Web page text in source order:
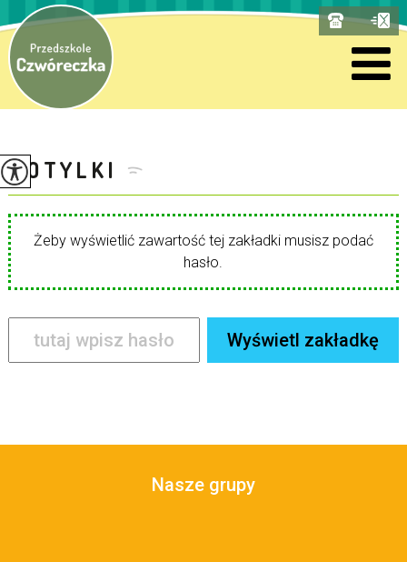
MOTYLKI
Żeby wyświetlić zawartość tej zakładki musisz podać
hasło.
Nasze grupy